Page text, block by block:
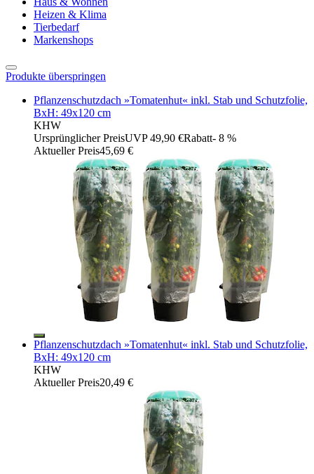
Heizen & Klima
Tierbedarf
Markenshops
Produkte überspringen
Pflanzenschutzdach »Tomatenhut« inkl. Stab und Schutzfolie,
BxH: 49x120 cm
KHW
Ursprünglicher PreisUVP 49,90 €Rabatt- 8 %
Aktueller Preis45,69 €
Pflanzenschutzdach »Tomatenhut« inkl. Stab und Schutzfolie,
BxH: 49x120 cm
KHW
Aktueller Preis20,49 €